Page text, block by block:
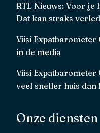
RTL Nieuws: Voor je
Dat kan straks
Viisi Expatbarometer
in de media
Viisi Expatbarometer
veel sneller huis
Onze diensten